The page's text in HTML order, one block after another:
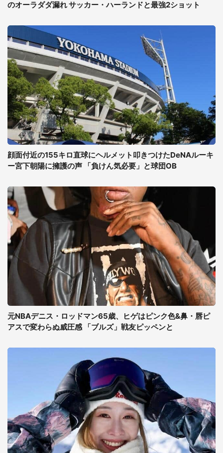
のオーラダダ漏れ サッカー・ハーランドと最強2ショット
顔面付近の155キロ直球にヘルメット叩きつけたDeNAルーキ
ー宮下朝陽に擁護の声 「負けん気必要」と球団OB
元NBAデニス・ロッドマン65歳、ヒゲはピンク色&鼻・唇ピ
アスで変わらぬ威圧感 「ブルズ」戦友ピッペンと